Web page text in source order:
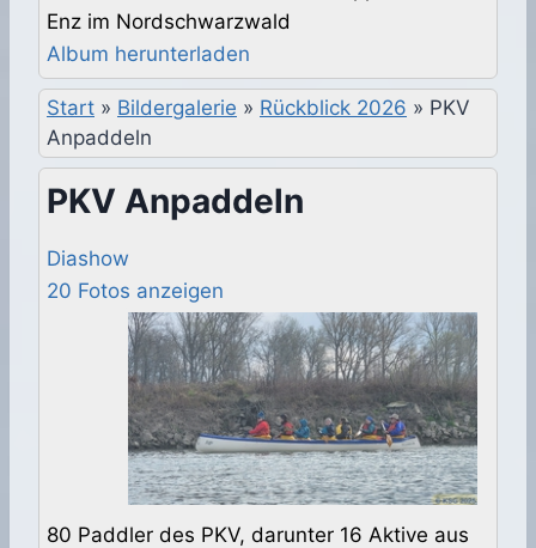
Enz im Nordschwarzwald
Album herunterladen
Start » Bildergalerie » Rückblick 2026 » PKV
Anpaddeln
PKV Anpaddeln
Diashow
20 Fotos anzeigen
80 Paddler des PKV, darunter 16 Aktive aus